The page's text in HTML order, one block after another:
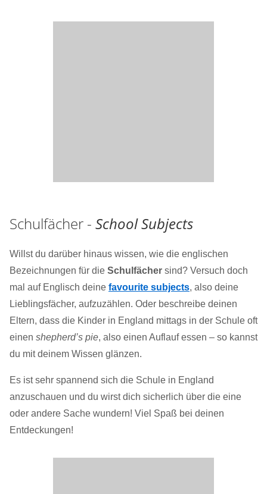
Schulfächer - School Subjects
Willst du darüber hinaus wissen, wie die englischen
Bezeichnungen für die Schulfächer sind? Versuch doch
mal auf Englisch deine favourite subjects, also deine
Lieblingsfächer, aufzuzählen. Oder beschreibe deinen
Eltern, dass die Kinder in England mittags in der Schule oft
einen shepherd’s pie, also einen Auflauf essen – so kannst
du mit deinem Wissen glänzen.
Es ist sehr spannend sich die Schule in England
anzuschauen und du wirst dich sicherlich über die eine
oder andere Sache wundern! Viel Spaß bei deinen
Entdeckungen!